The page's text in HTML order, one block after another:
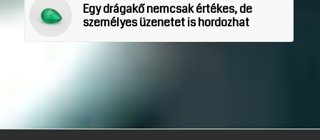
Egy drágakő nemcsak értékes, de
személyes üzenetet is hordozhat